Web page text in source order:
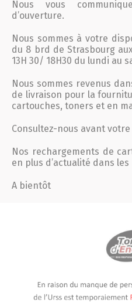
Nous vous
d’ouverture.
Nous sommes à votre
du 8 brd de Strasbourg
13H 30/ 18H30 du lundi au
Nous sommes revenus
de livraison pour la
cartouches, toners et en
Consultez-nous avant
Nos rechargements de
en plus d’actualité dans
A bientôt